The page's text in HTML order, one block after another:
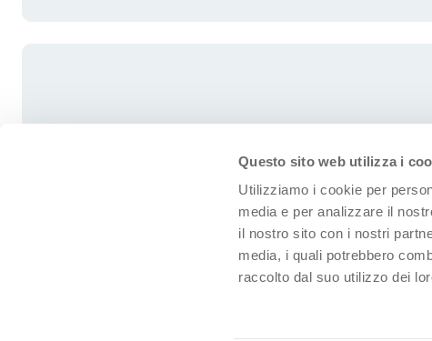
Questo sito web utilizza i
Utilizziamo i cookie per
media e per analizzare il
il nostro sito con i nostri
media, i quali potrebbero
raccolto dal suo utilizzo dei